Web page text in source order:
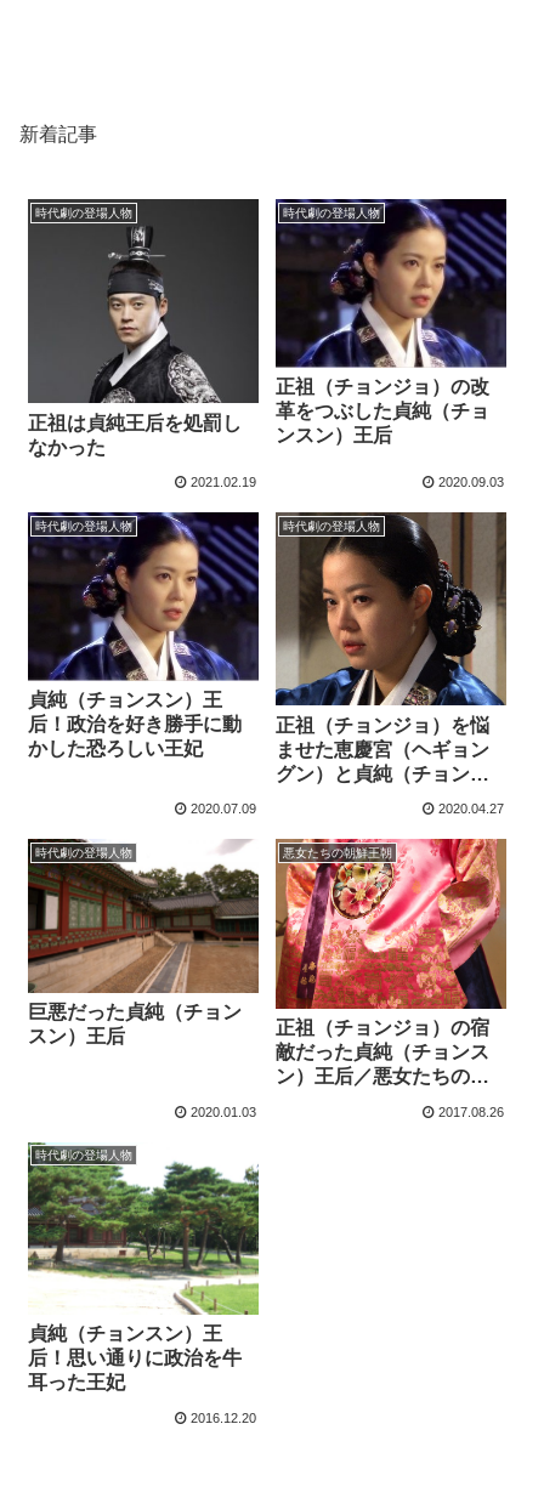
新着記事
時代劇の登場人物
正祖は貞純王后を処罰し
なかった
2021.02.19
時代劇の登場人物
正祖（チョンジョ）の改
革をつぶした貞純（チョ
ンスン）王后
2020.09.03
時代劇の登場人物
貞純（チョンスン）王
后！政治を好き勝手に動
かした恐ろしい王妃
2020.07.09
時代劇の登場人物
正祖（チョンジョ）を悩
ませた恵慶宮（ヘギョン
グン）と貞純（チョンス
2020.04.27
時代劇の登場人物
巨悪だった貞純（チョン
スン）王后
2020.01.03
悪女たちの朝鮮王朝
正祖（チョンジョ）の宿
敵だった貞純（チョンス
ン）王后／悪女たちの朝
2017.08.26
時代劇の登場人物
貞純（チョンスン）王
后！思い通りに政治を牛
耳った王妃
2016.12.20